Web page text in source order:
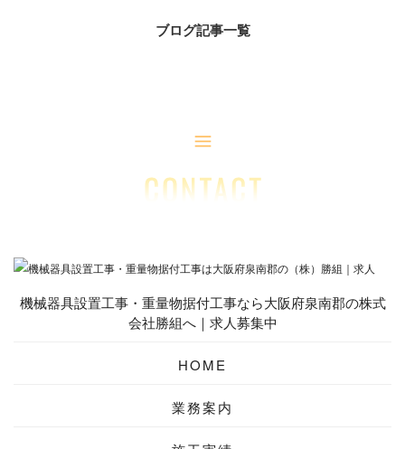
ブログ記事一覧
機械器具設置工事・重量物据付工事なら大阪府泉南郡の株式
会社勝組へ｜求人募集中
HOME
業務案内